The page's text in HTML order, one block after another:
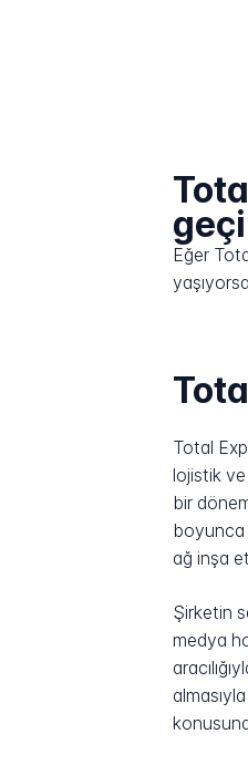
Eğer
Total
lojistik
bir
boyunca
ağ inşa
Şirketin
medya